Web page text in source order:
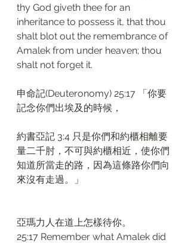
thy God giveth thee for an
inheritance to possess it, that thou
shalt blot out the remembrance of
Amalek from under heaven; thou
shalt not forget it.
申命記(Deuteronomy) 25:17 「你要
記念你們出埃及的時候，
約書亞記 3:4 只是你們和約櫃相離要
量二千肘，不可與約櫃相近，使你們
知道所當走的路，因為這條路你們向
來沒有走過。」
亞瑪力人在道上怎樣待你。
25:17 Remember what Amalek did